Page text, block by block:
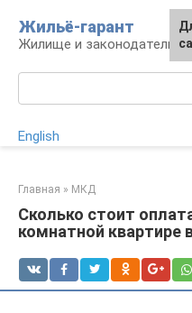
контенту
Жильё-гарант
Жилище и
English
Главная » МКД
Сколько стоит
комнатной квартире